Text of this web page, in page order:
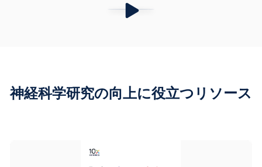
神経科学研究の向上に役立つリソース